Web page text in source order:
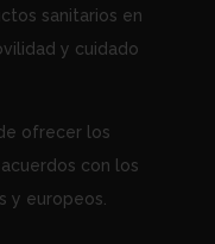
sanitarios en
y cuidado
ofrecer los
con los
y europeos.